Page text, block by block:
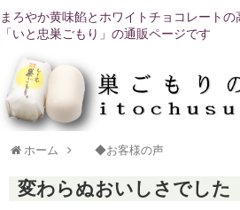
まろやか黄味餡とホワイトチョコレート
「いと忠巣ごもり」の通販ページです
ホーム ◆お客様の声
変わらぬおいしさでした